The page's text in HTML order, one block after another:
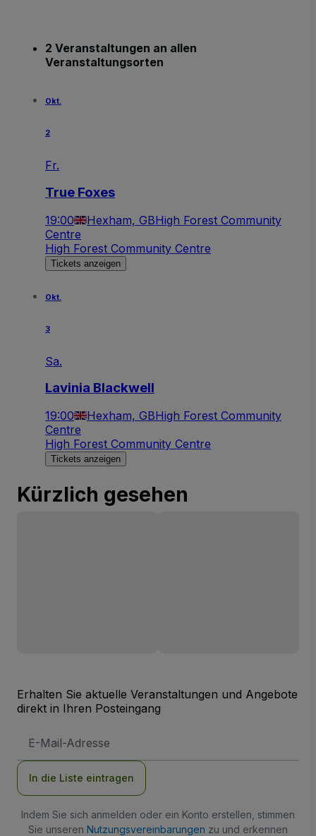
2 Veranstaltungen an allen
Veranstaltungsorten
Okt.
2
Fr.
True Foxes
19:00 Hexham, GBHigh Forest Community
Centre
High Forest Community Centre
Tickets anzeigen
Okt.
3
Sa.
Lavinia Blackwell
19:00 Hexham, GBHigh Forest Community
Centre
High Forest Community Centre
Tickets anzeigen
Kürzlich gesehen
Erhalten Sie aktuelle Veranstaltungen und Angebote
direkt in Ihren Posteingang
Mail-
In die Liste eintragen
Indem Sie sich anmelden oder ein Konto erstellen, stimmen
Sie unseren Nutzungsvereinbarungen zu und erkennen